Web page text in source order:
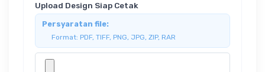
Upload Design Siap Cetak
Persyaratan file:
Format: PDF, TIFF, PNG, JPG, ZIP, RAR